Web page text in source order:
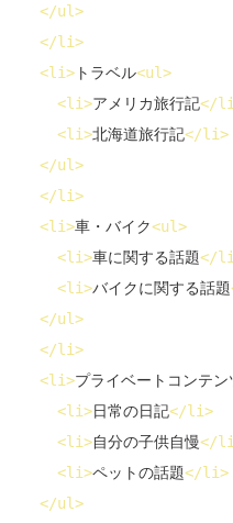
</ul>
</li>
<li> トラベル<ul>
<li>アメリカ旅行記</li
<li>北海道旅行記</li>
</ul>
</li>
<li>車・バイク<ul>
<li>車に関する話題</li
<li>バイクに関する話題
</ul>
</li>
<li>プライベートコンテン
<li>日常の日記</li>
<li>自分の子供自慢</li
<li>ペットの話題</li>
</ul>